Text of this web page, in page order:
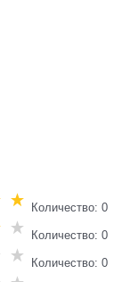
Количество: 0
Количество: 0
Количество: 0